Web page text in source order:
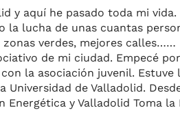
y aquí he pasado toda mi
la lucha de unas cuantas
verdes, mejores calles……
de mi ciudad. Empecé
la asociación juvenil.
Universidad de Valladolid.
y Valladolid Toma la